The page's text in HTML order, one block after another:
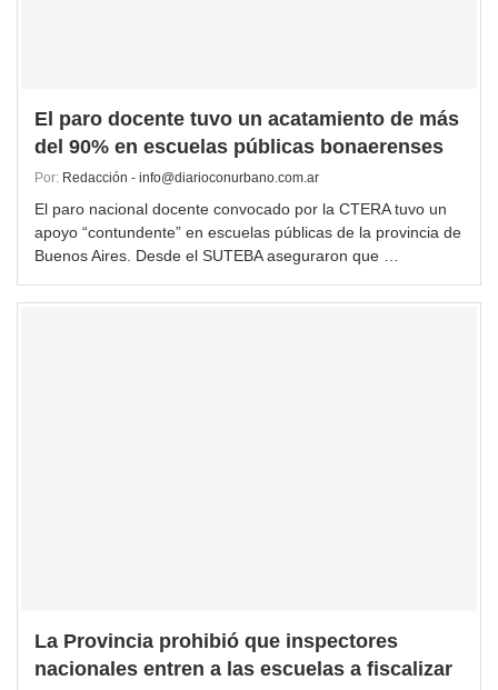
El paro docente tuvo un acatamiento de más
del 90% en escuelas públicas bonaerenses
Por: Redacción - info@diarioconurbano.com.ar
El paro nacional docente convocado por la CTERA tuvo un
apoyo “contundente” en escuelas públicas de la provincia de
Buenos Aires. Desde el SUTEBA aseguraron que …
La Provincia prohibió que inspectores
nacionales entren a las escuelas a fiscalizar